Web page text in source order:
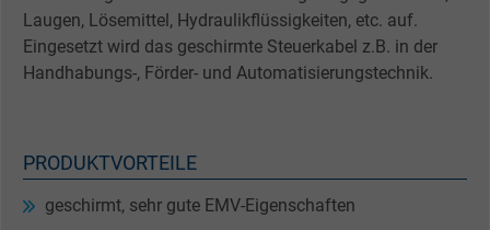
Laugen, Lösemittel, Hydraulikflüssigkeiten, etc. auf.
Eingesetzt wird das geschirmte Steuerkabel z.B. in der
Handhabungs-, Förder- und Automatisierungstechnik.
PRODUKTVORTEILE
geschirmt, sehr gute EMV-Eigenschaften